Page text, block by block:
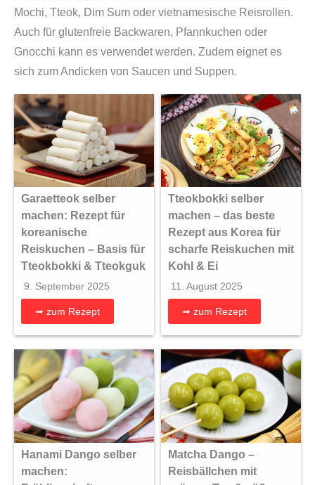
Mochi, Tteok, Dim Sum oder vietnamesische Reisrollen.
Auch für glutenfreie Backwaren, Pfannkuchen oder
Gnocchi kann es verwendet werden. Zudem eignet es
sich zum Andicken von Saucen und Suppen.
Garaetteok selber
machen: Rezept für
koreanische
Reiskuchen – Basis für
Tteokbokki & Tteokguk
9. September 2025
➟ zum Rezept
Tteokbokki selber
machen – das beste
Rezept aus Korea für
scharfe Reiskuchen mit
Kohl & Ei
11. August 2025
➟ zum Rezept
Hanami Dango selber
machen:
Matcha Dango –
Reisbällchen mit